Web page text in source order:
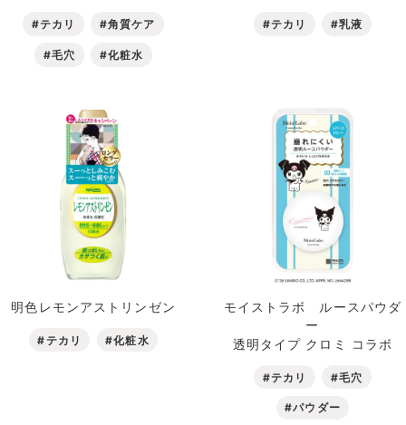
#テカリ #角質ケア
#毛穴 #化粧水
#テカリ #乳液
明色レモンアストリンゼン
#テカリ #化粧水
モイストラボ ルースパウダ
ー
透明タイプ クロミ コラボ
#テカリ #毛穴
#パウダー